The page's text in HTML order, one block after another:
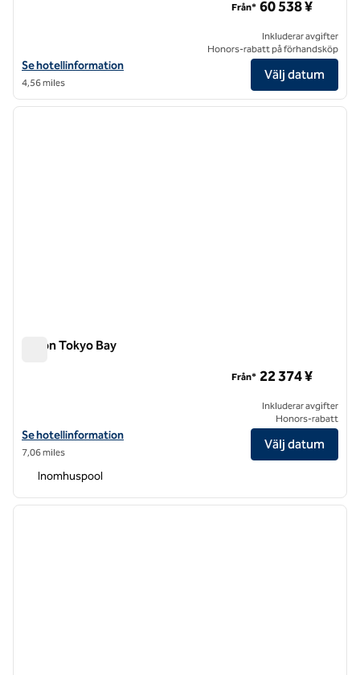
Visa hotelluppgifter för Gajoen Tokyo
Se hotellinformation
4,56 miles
Från* 60 538 ¥
Inkluderar avgifter
Honors-rabatt på förhandsköp
Välj datum
1/12
1 av 12
nästa
Hilton Tokyo Bay
Visa hotelluppgifter för Hilton Tokyo Bay
Se hotellinformation
7,06 miles
Från* 22 374 ¥
Inkluderar avgifter
Honors-rabatt
Välj datum
Inomhuspool
1 av 12
nästa